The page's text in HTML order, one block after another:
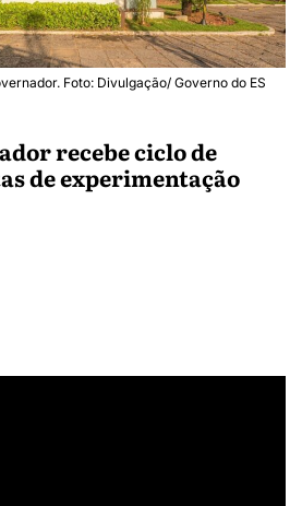
Foto: Divulgação/ Governo do ES
recebe ciclo de
de experimentação